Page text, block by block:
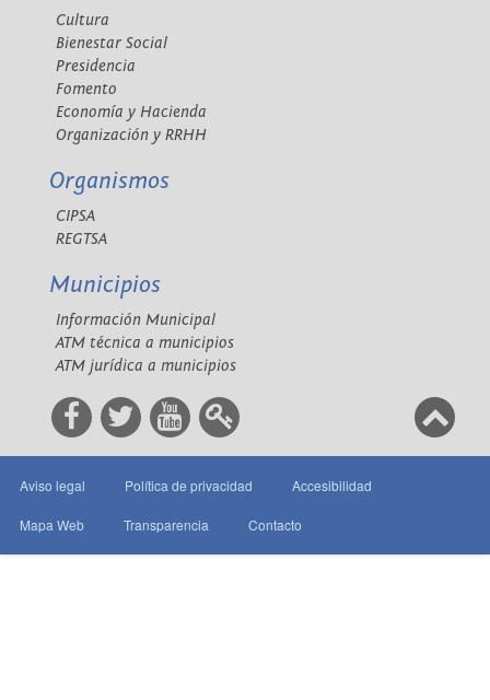
Cultura
Bienestar Social
Presidencia
Fomento
Economía y Hacienda
Organización y RRHH
Organismos
CIPSA
REGTSA
Municipios
Información Municipal
ATM técnica a municipios
ATM jurídica a municipios
Aviso legal Política de privacidad Accesibilidad
Mapa Web Transparencia Contacto